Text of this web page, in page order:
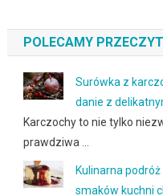
POLECAMY
Surówka z
danie z
Karczochy to nie tylko
prawdziwa …
Kulinarna
smaków kuchni